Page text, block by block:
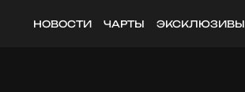
НОВОСТИ ЧАРТЫ ЭКСКЛЮЗИВЫ